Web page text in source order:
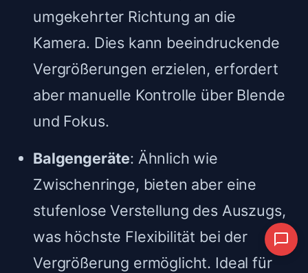
umgekehrter Richtung an die
Kamera. Dies kann beeindruckende
Vergrößerungen erzielen, erfordert
aber manuelle Kontrolle über Blende
und Fokus.
Balgengeräte: Ähnlich wie
Zwischenringe, bieten aber eine
stufenlose Verstellung des Auszugs,
was höchste Flexibilität bei der
Vergrößerung ermöglicht. Ideal für